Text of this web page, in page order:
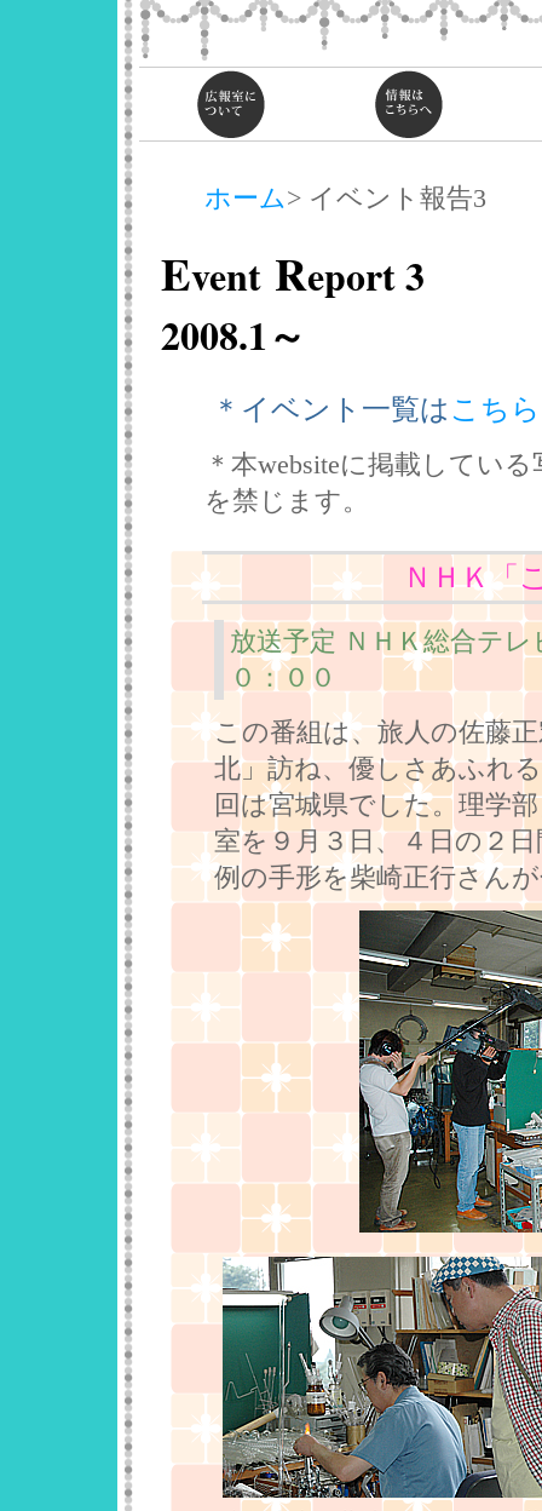
ホーム> イベント報告3
Event Report 3
2008.1～
＊イベント一覧はこちら
＊本websiteに掲載してい
を禁じます。
ＮＨＫ「
放送予定 ＮＨＫ総合テ
０：００
この番組は、旅人の佐藤
北」訪ね、優しさあふれ
回は宮城県でした。理学
室を９月３日、４日の２
例の手形を柴崎正行さん